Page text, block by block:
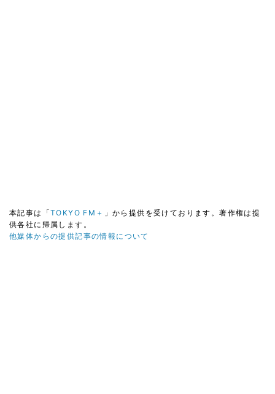
本記事は「TOKYO FM＋ 」から提供を受けております。著作権は提
供各社に帰属します。
他媒体からの提供記事の情報について